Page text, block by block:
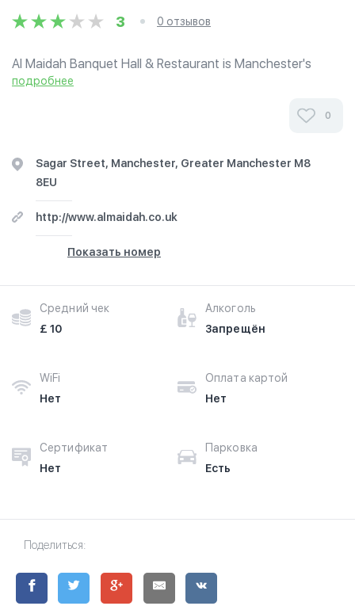
3 0 отзывов
Al Maidah Banquet Hall & Restaurant is Manchester's
newest and finest purpose built wedding venue and buffet
подробнее
0
Sagar Street, Manchester, Greater Manchester M8
8EU
http://www.almaidah.co.uk
Показать номер
Средний чек
£ 10
Алкоголь
Запрещён
WiFi
Нет
Оплата картой
Нет
Сертификат
Нет
Парковка
Есть
Поделиться: